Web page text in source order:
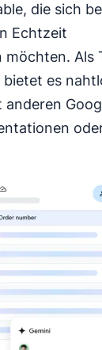
die sich
Echtzeit
möchten. Als
bietet es